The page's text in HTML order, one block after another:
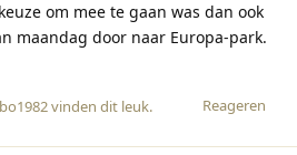
om mee te gaan was dan ook
maandag door naar Europa-park.
Reageren
vinden dit leuk.